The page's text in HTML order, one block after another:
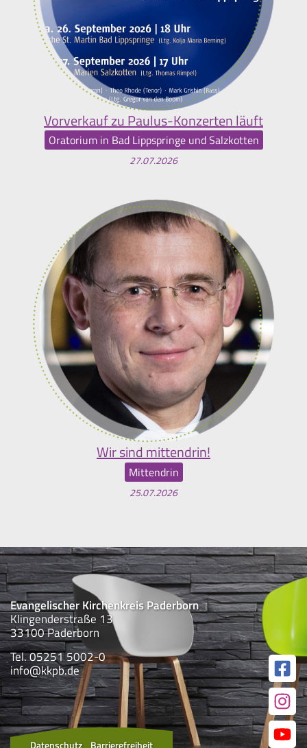
Vorverkauf zu Paulus-Konzerten läuft
Oratorium in Bad Lippspringe und Salzkotten
27.07.2026
Wir sind mittendrin!
Mittendrin
25.07.2026
Evangelischer Kirchenkreis Paderborn
Klingenderstraße 13
33100 Paderborn
Tel. 05251 5002-0
info@kkpb.de
Datenschutz Barrierefreiheit